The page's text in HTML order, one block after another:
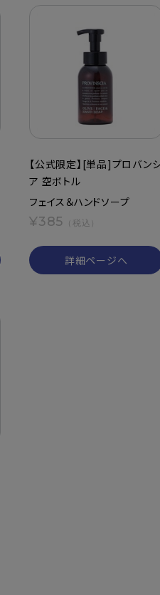
【公式限定】[単品]プロバン
ア 空ボトル
フェイス＆ハンドソープ
¥385 （税込）
詳細ページへ